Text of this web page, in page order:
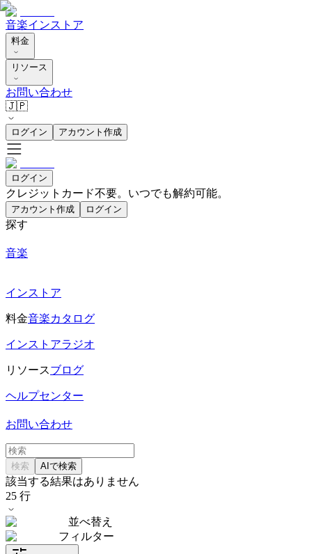
音楽インストア
料金
リソース
お問い合わせ
🇯🇵
ログイン アカウント作成
ログイン
クレジットカード不要。いつでも解約可能。
アカウント作成 ログイン
探す
音楽
インストア
料金音楽カタログ
インストアラジオ
リソースブログ
ヘルプセンター
お問い合わせ
検索 AIで検索
該当する結果はありません
25 行
並べ替え
フィルター